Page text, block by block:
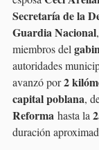
Secretaría de la
Guardia Nacional,
miembros del
autoridades
avanzó por 2
capital poblana,
Reforma hasta la
duración